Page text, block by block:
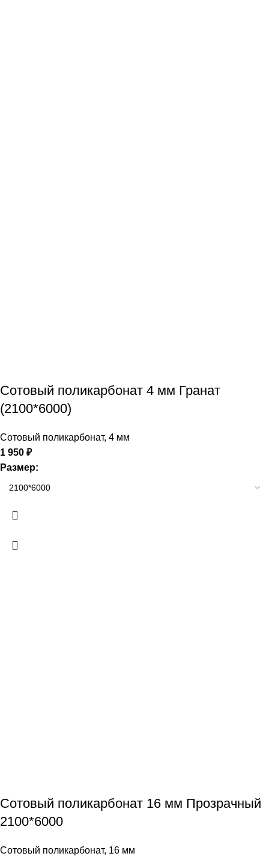
Сотовый поликарбонат 4 мм Гранат
(2100*6000)
Сотовый поликарбонат, 4 мм
1 950 ₽
Размер:
Сотовый поликарбонат 16 мм Прозрачный
2100*6000
Сотовый поликарбонат, 16 мм